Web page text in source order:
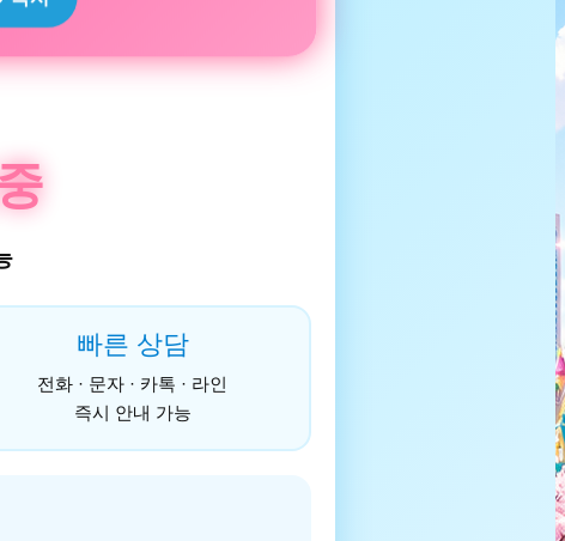
빠른 상담
전화 · 문자 · 카톡 · 라인
즉시 안내 가능